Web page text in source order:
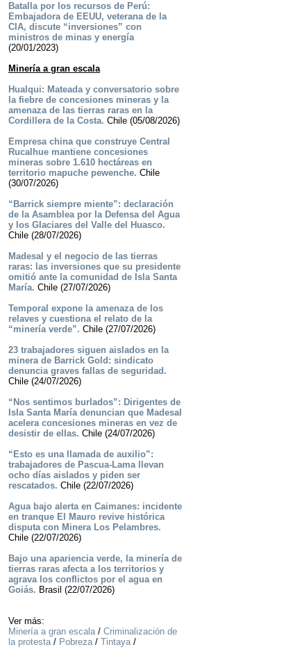
Batalla por los recursos de Perú:
Embajadora de EEUU, veterana de la
CIA, discute “inversiones” con
ministros de minas y energía
(20/01/2023)
Minería a gran escala
Hualqui: Mateada y conversatorio sobre
la fiebre de concesiones mineras y la
amenaza de las tierras raras en la
Cordillera de la Costa. Chile (05/08/2026)
Empresa china que construye Central
Rucalhue mantiene concesiones
mineras sobre 1.610 hectáreas en
territorio mapuche pewenche. Chile
(30/07/2026)
“Barrick siempre miente”: declaración
de la Asamblea por la Defensa del Agua
y los Glaciares del Valle del Huasco.
Chile (28/07/2026)
Madesal y el negocio de las tierras
raras: las inversiones que su presidente
omitió ante la comunidad de Isla Santa
María. Chile (27/07/2026)
Temporal expone la amenaza de los
relaves y cuestiona el relato de la
“minería verde”. Chile (27/07/2026)
23 trabajadores siguen aislados en la
minera de Barrick Gold: sindicato
denuncia graves fallas de seguridad.
Chile (24/07/2026)
“Nos sentimos burlados”: Dirigentes de
Isla Santa María denuncian que Madesal
acelera concesiones mineras en vez de
desistir de ellas. Chile (24/07/2026)
“Esto es una llamada de auxilio”:
trabajadores de Pascua-Lama llevan
ocho días aislados y piden ser
rescatados. Chile (22/07/2026)
Agua bajo alerta en Caimanes: incidente
en tranque El Mauro revive histórica
disputa con Minera Los Pelambres.
Chile (22/07/2026)
Bajo una apariencia verde, la minería de
tierras raras afecta a los territorios y
agrava los conflictos por el agua en
Goiás. Brasil (22/07/2026)
Ver más:
Minería a gran escala/ Criminalización de
la protesta/ Pobreza/ Tintaya/